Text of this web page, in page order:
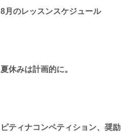
8月のレッスンスケジュール
夏休みは計画的に。
ピティナコンペティション、奨励